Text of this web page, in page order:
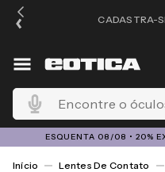
CADASTRA-
Encontre o óculos
ESQUENTA 08/08 • 20%
Lentes De Contato